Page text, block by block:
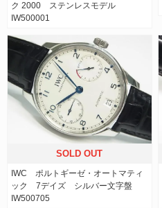
ク 2000 ステンレスモデル
IW500001
SOLD OUT
IWC ポルトギーゼ・オートマティ
ック 7デイズ シルバー文字盤
IW500705